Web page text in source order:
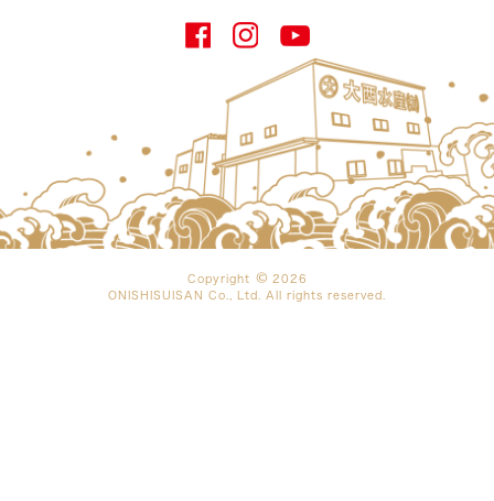
Copyright
2026
ONISHISUISAN Co., Ltd. All rights reserved.